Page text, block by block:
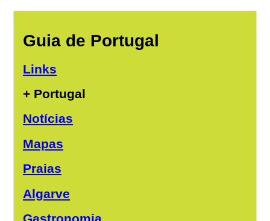
Guia de Portugal
Links
+ Portugal
Notícias
Mapas
Praias
Algarve